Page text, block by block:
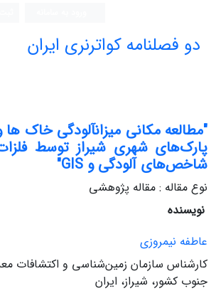
دو فصلنامه کواترنری ایران
"مطالعه مکانی میزانآلودگی خاک
پارک‌های شهری شیراز توسط
شاخص‌های آلودگی و GIS"
نوع مقاله : مقاله پژوهشی
نویسنده
عاطفه نیمروزی
کارشناس سازمان زمین‌شناسی و اکتشافات
جنوب کشور، شیراز، ایران